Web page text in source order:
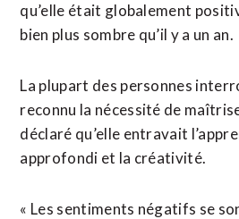
qu’elle était globalement
bien plus sombre qu’il y ​a un an.
La plupart des personnes
reconnu la nécessité de
déclaré qu’elle entravait
approfondi et la créativité.
« Les sentiments négatifs se